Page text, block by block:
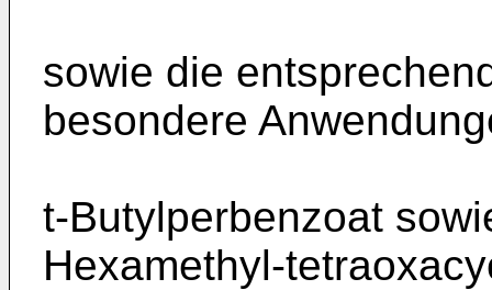
sowie die
besondere
t-Butylperbenzoat
Hexamethyl-